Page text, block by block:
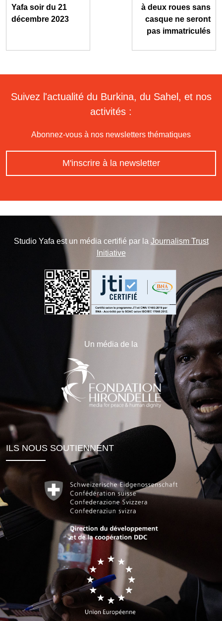
Yafa soir du 21
décembre 2023
à deux roues sans
casque ne seront
pas immatriculés
Suivez l'actualité du Burkina, du Sahel, et nos
activités :
Abonnez-vous à nos newsletters thématiques
M'inscrire à la newsletter
Studio Yafa est un média certifié par la Journalism Trust
Initiative
Un média de la
ILS NOUS SOUTIENNENT